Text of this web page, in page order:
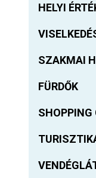
HELYI
SZAKMAI
FÜRDŐK
SHOPPING